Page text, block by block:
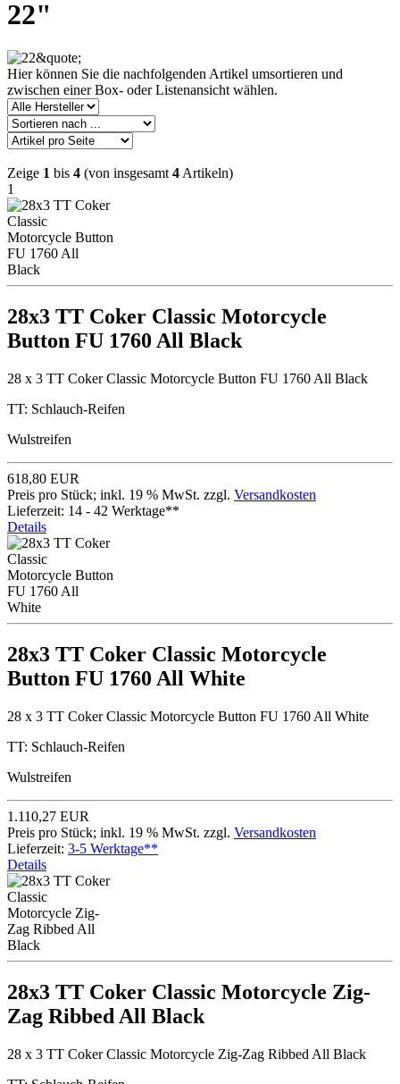
22"
Hier können Sie die nachfolgenden Artikel umsortieren und
zwischen einer Box- oder Listenansicht wählen.
Zeige 1 bis 4 (von insgesamt 4 Artikeln)
1
28x3 TT Coker Classic Motorcycle
Button FU 1760 All Black
28 x 3 TT Coker Classic Motorcycle Button FU 1760 All Black
TT: Schlauch-Reifen
Wulstreifen
618,80 EUR
Preis pro Stück; inkl. 19 % MwSt. zzgl. Versandkosten
Lieferzeit: 14 - 42 Werktage**
Details
28x3 TT Coker Classic Motorcycle
Button FU 1760 All White
28 x 3 TT Coker Classic Motorcycle Button FU 1760 All White
TT: Schlauch-Reifen
Wulstreifen
1.110,27 EUR
Preis pro Stück; inkl. 19 % MwSt. zzgl. Versandkosten
Lieferzeit: 3-5 Werktage**
Details
28x3 TT Coker Classic Motorcycle Zig-
Zag Ribbed All Black
28 x 3 TT Coker Classic Motorcycle Zig-Zag Ribbed All Black